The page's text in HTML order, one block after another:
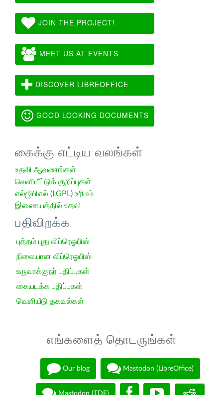
JOIN THE PROJECT!
MEET US AT EVENTS
DISCOVER LIBREOFFICE
GOOD LOOKING DOCUMENTS
கைக்கு எட்டிய வலங்கள்
உதவி ஆவணங்கள்
வெளியீட்டுக் குறிப்புகள்
எல்ஜிபிஎல் (LGPL) உரிமம்
இணையத்தில் உதவி
பதிவிறக்க
புத்தம் புது லிப்ரெஓபிஸ்
நிலையான லிப்ரெஓபிஸ்
உருவாக்குநர் பதிப்புகள்
கையடக்க பதிப்புகள்
வெளியீடு தகவல்கள்
எங்களைத் தொடருங்கள்
Our blog Mastodon (LibreOffice)
Mastodon (TDF)